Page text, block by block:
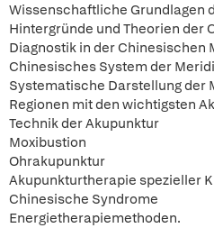
Wissenschaftliche Grundlagen
Hintergründe und Theorien der
Diagnostik in der Chinesischen
Chinesisches System der
Systematische Darstellung der
Regionen mit den wichtigsten
Technik der Akupunktur
Moxibustion
Ohrakupunktur
Akupunkturtherapie spezieller
Chinesische Syndrome
Energietherapiemethoden.